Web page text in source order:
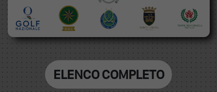
ELENCO COMPLETO